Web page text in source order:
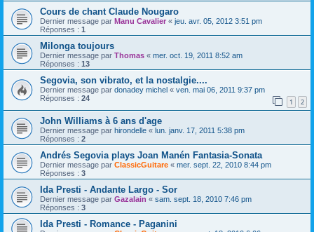
Cours de chant Claude Nougaro
Dernier message par Manu Cavalier « jeu. avr. 05, 2012 3:51 pm
Réponses : 1
Milonga toujours
Dernier message par Thomas « mer. oct. 19, 2011 8:52 am
Réponses : 13
Segovia, son vibrato, et la nostalgie....
Dernier message par donadey michel « ven. mai 06, 2011 9:37 pm
Réponses : 24 1 2
John Williams à 6 ans d'age
Dernier message par hirondelle « lun. janv. 17, 2011 5:38 pm
Réponses : 2
Andrés Segovia plays Joan Manén Fantasia-Sonata
Dernier message par ClassicGuitare « mer. sept. 22, 2010 8:44 pm
Réponses : 3
Ida Presti - Andante Largo - Sor
Dernier message par Gazalain « sam. sept. 18, 2010 7:46 pm
Réponses : 3
Ida Presti - Romance - Paganini